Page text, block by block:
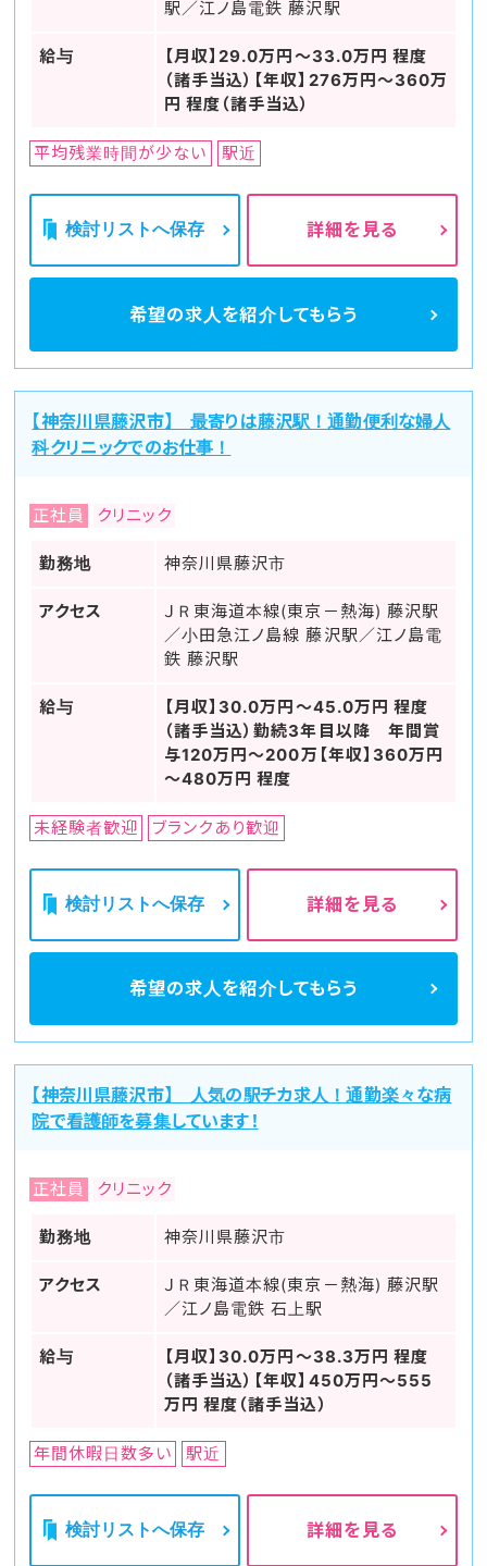
駅／江ノ島電鉄 藤沢駅
給与
【月収】29.0万円～33.0万円 程度
（諸手当込）【年収】276万円～360万
円 程度（諸手当込）
平均残業時間が少ない 駅近
検討リストへ保存 詳細を見る
希望の求人を紹介してもらう
【神奈川県藤沢市】 最寄りは藤沢駅！通勤便利な婦人
科クリニックでのお仕事！
正社員 クリニック
勤務地 神奈川県藤沢市
アクセス
ＪＲ東海道本線(東京－熱海) 藤沢駅
／小田急江ノ島線 藤沢駅／江ノ島電
鉄 藤沢駅
給与
【月収】30.0万円～45.0万円 程度
（諸手当込）勤続3年目以降 年間賞
与120万円～200万【年収】360万円
～480万円 程度
未経験者歓迎 ブランクあり歓迎
検討リストへ保存 詳細を見る
希望の求人を紹介してもらう
【神奈川県藤沢市】 人気の駅チカ求人！通勤楽々な病
院で看護師を募集しています！
正社員 クリニック
勤務地 神奈川県藤沢市
アクセス
ＪＲ東海道本線(東京－熱海) 藤沢駅
／江ノ島電鉄 石上駅
給与
【月収】30.0万円～38.3万円 程度
（諸手当込）【年収】450万円～555
万円 程度（諸手当込）
年間休暇日数多い 駅近
検討リストへ保存 詳細を見る